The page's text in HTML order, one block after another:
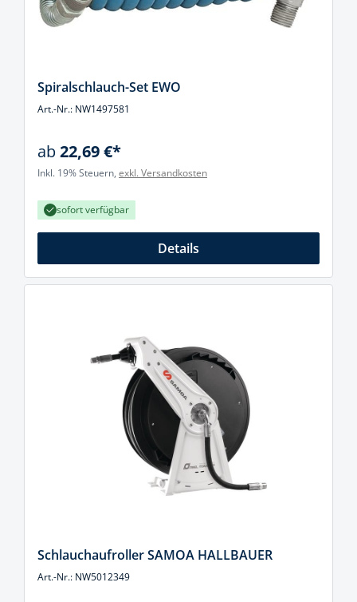
Spiralschlauch-Set EWO
Art.-Nr.: NW1497581
ab22,69 €*
Inkl. 19% Steuern, exkl. Versandkosten
sofort verfügbar
Details
Schlauchaufroller SAMOA HALLBAUER
Art.-Nr.: NW5012349